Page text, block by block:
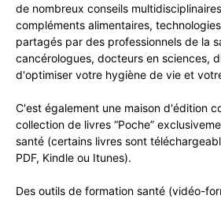
de nombreux conseils
compléments alimentaires,
partagés par des professionnels de la
cancérologues, docteurs en sciences,
d'optimiser votre hygiène de vie et
C'est également une maison d'édition
collection de livres “Poche”
santé (certains livres sont
PDF, Kindle ou Itunes).
Des outils de formation santé (vidéo-